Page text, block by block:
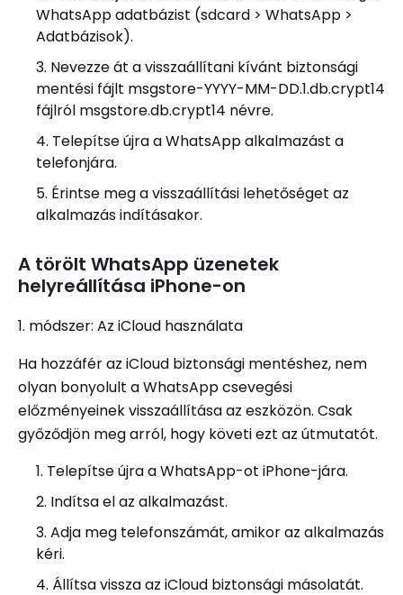
WhatsApp adatbázist (sdcard > WhatsApp >
Adatbázisok).
Nevezze át a visszaállítani kívánt biztonsági
mentési fájlt msgstore-YYYY-MM-DD.1.db.crypt14
fájlról msgstore.db.crypt14 névre.
Telepítse újra a WhatsApp alkalmazást a
telefonjára.
Érintse meg a visszaállítási lehetőséget az
alkalmazás indításakor.
A törölt WhatsApp üzenetek
helyreállítása iPhone-on
1. módszer: Az iCloud használata
Ha hozzáfér az iCloud biztonsági mentéshez, nem
olyan bonyolult a WhatsApp csevegési
előzményeinek visszaállítása az eszközön. Csak
győződjön meg arról, hogy követi ezt az útmutatót.
Telepítse újra a WhatsApp-ot iPhone-jára.
Indítsa el az alkalmazást.
Adja meg telefonszámát, amikor az alkalmazás
kéri.
Állítsa vissza az iCloud biztonsági másolatát.